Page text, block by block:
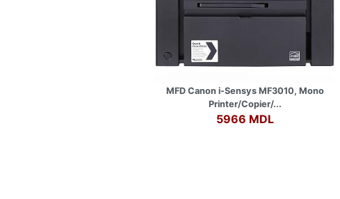
MFD Canon i-Sensys MF3010, Mono
Printer/Copier/...
5966 MDL